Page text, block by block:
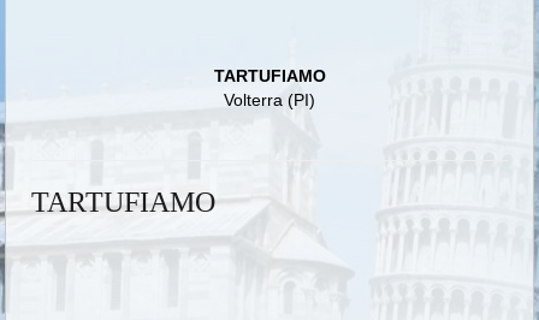
TARTUFIAMO
Volterra (PI)
TARTUFIAMO